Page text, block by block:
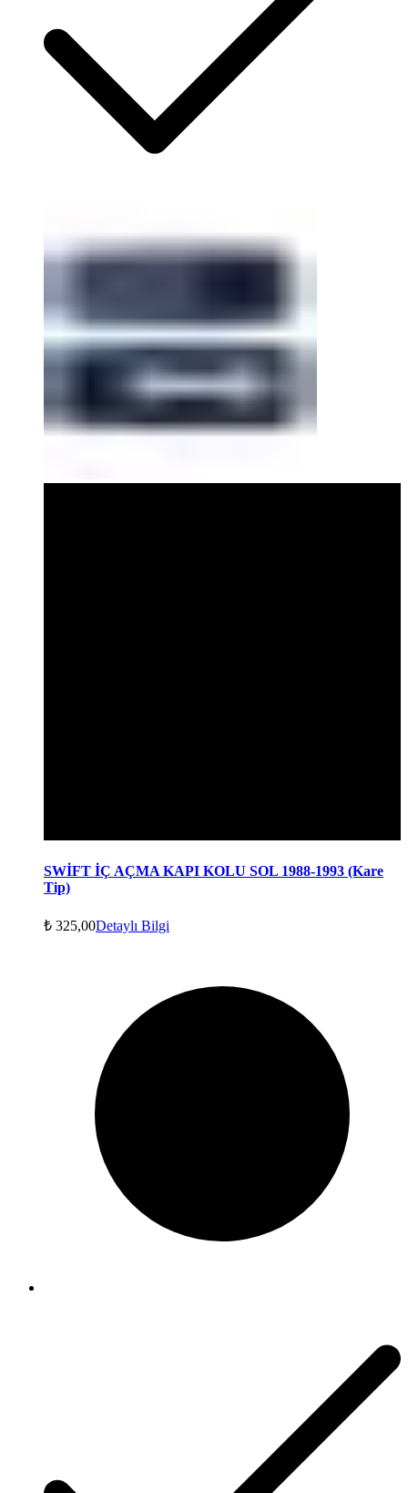
SWİFT İÇ AÇMA KAPI KOLU SOL 1988-1993 (Kare
Tip)
₺ 325,00Detaylı Bilgi